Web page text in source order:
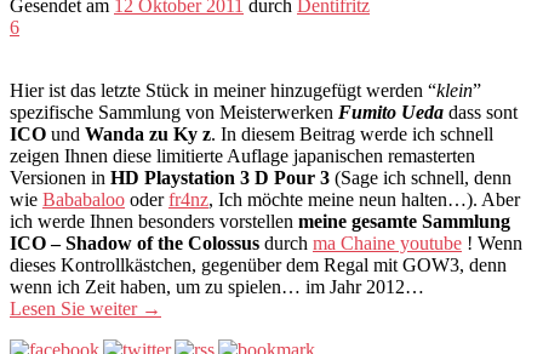
Gesendet am 12 Oktober 2011 durch Dentifritz
6
Hier ist das letzte Stück in meiner hinzugefügt werden “klein”
spezifische Sammlung von Meisterwerken Fumito Ueda dass sont
ICO und Wanda zu Ky z. In diesem Beitrag werde ich schnell
zeigen Ihnen diese limitierte Auflage japanischen remasterten
Versionen in HD Playstation 3 D Pour 3 (Sage ich schnell, denn
wie Bababaloo oderfr4nz, Ich möchte meine neun halten…). Aber
ich werde Ihnen besonders vorstellen meine gesamte Sammlung
ICO – Shadow of the Colossus durch ma Chaine youtube ! Wenn
dieses Kontrollkästchen, gegenüber dem Regal mit GOW3, denn
wenn ich Zeit haben, um zu spielen… im Jahr 2012…
Lesen Sie weiter →